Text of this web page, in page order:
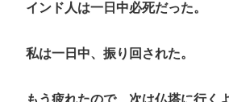
インド人は一日中必死だった。
私は一日中、振り回された。
もう疲れたので、次は仏塔に行く